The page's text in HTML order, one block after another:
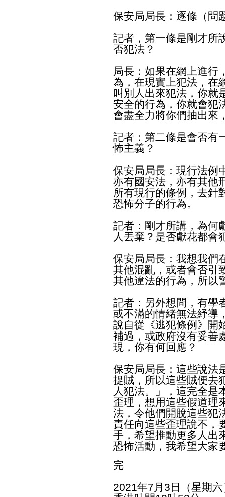
保安局局長：逐條（問
記者，第一條是剛才所
否犯法？
局長：如果在網上進行
為，在現實上犯法，在
叫別人出來犯法，你就
安全的行為，你就會犯
會盡全力將你們抽出來
記者：第二條是會否有
怖主義？
保安局局長：現行法例
亦有國安法，亦有其他
所有現行的條例，去針
恐怖分子的行為。
記者：剛才所講，為何
人丟棄？是否獻花都會
保安局局長：我想我們
其他混亂，或者會否引
其他違法的行為，所以
記者：另外想問，有學
或不滿的情緒無法紓導
說自從《逃犯條例》開
補過，或政府沒有妥善
現，你有何回應？
保安局局長：這些說法
捉賊，所以這些賊便去
人犯法。」，這完全是
歪理，想用這些假道理
法，令他們開脫這些犯
責任向這些歪理說不，
手，希望推動更多人出
恐怖活動，我希望大家
完
2021年7月3日（星期